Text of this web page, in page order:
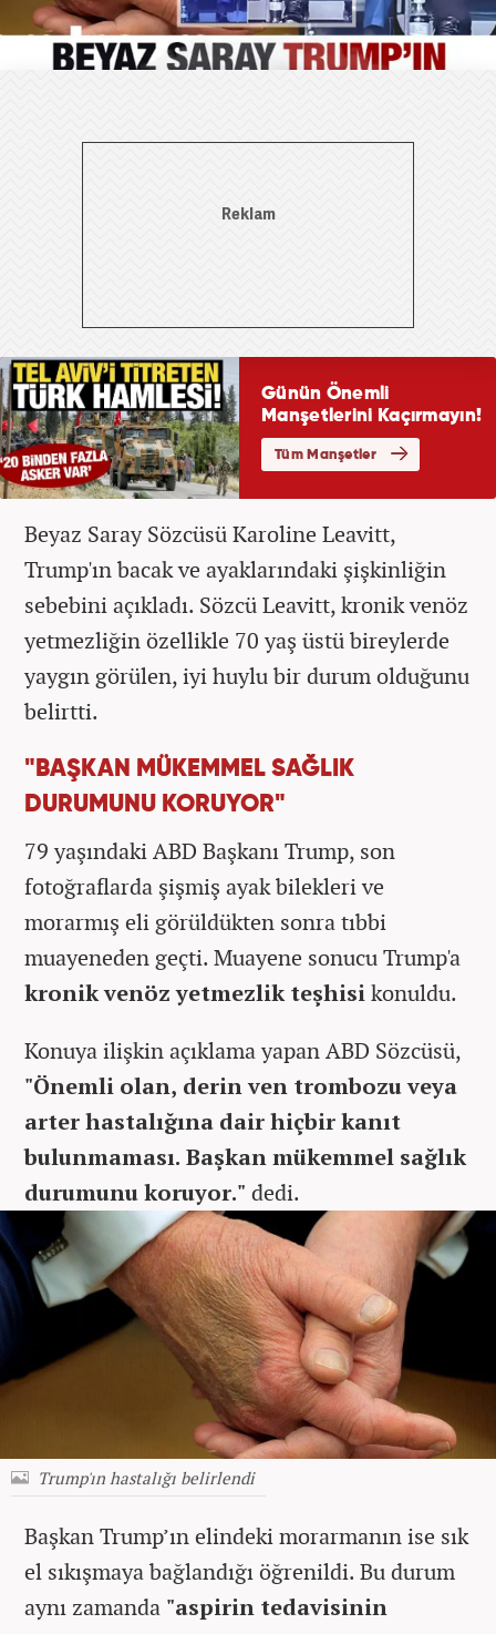
Beyaz Saray Sözcüsü Karoline Leavitt,
Trump'ın bacak ve ayaklarındaki şişkinliğin
sebebini açıkladı. Sözcü Leavitt, kronik venöz
yetmezliğin özellikle 70 yaş üstü bireylerde
yaygın görülen, iyi huylu bir durum olduğunu
belirtti.
"BAŞKAN MÜKEMMEL SAĞLIK
DURUMUNU KORUYOR"
79 yaşındaki ABD Başkanı Trump, son
fotoğraflarda şişmiş ayak bilekleri ve
morarmış eli görüldükten sonra tıbbi
muayeneden geçti. Muayene sonucu Trump'a
kronik venöz yetmezlik teşhisikonuldu.
Konuya ilişkin açıklama yapan ABD Sözcüsü,
"Önemli olan, derin ven trombozu veya
arter hastalığına dair hiçbir kanıt
bulunmaması. Başkan mükemmel sağlık
durumunu koruyor." dedi.
Trump'ın hastalığı belirlendi
Başkan Trump’ın elindeki morarmanın ise sık
el sıkışmaya bağlandığı öğrenildi. Bu durum
aynı zamanda "aspirin tedavisinin